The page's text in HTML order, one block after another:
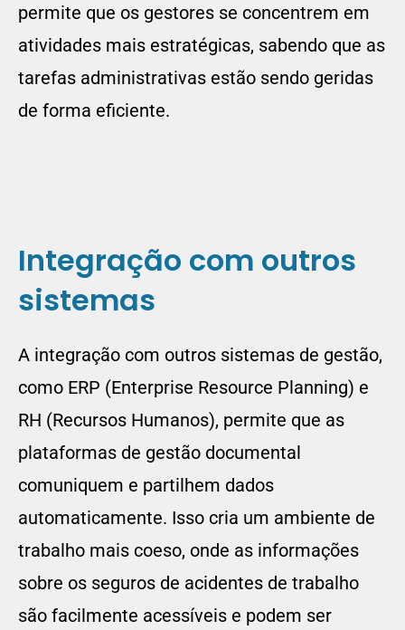
permite que os gestores se concentrem em
atividades mais estratégicas, sabendo que as
tarefas administrativas estão sendo geridas
de forma eficiente.
Integração com outros
sistemas
A integração com outros sistemas de gestão,
como ERP (Enterprise Resource Planning) e
RH (Recursos Humanos), permite que as
plataformas de gestão documental
comuniquem e partilhem dados
automaticamente. Isso cria um ambiente de
trabalho mais coeso, onde as informações
sobre os seguros de acidentes de trabalho
são facilmente acessíveis e podem ser